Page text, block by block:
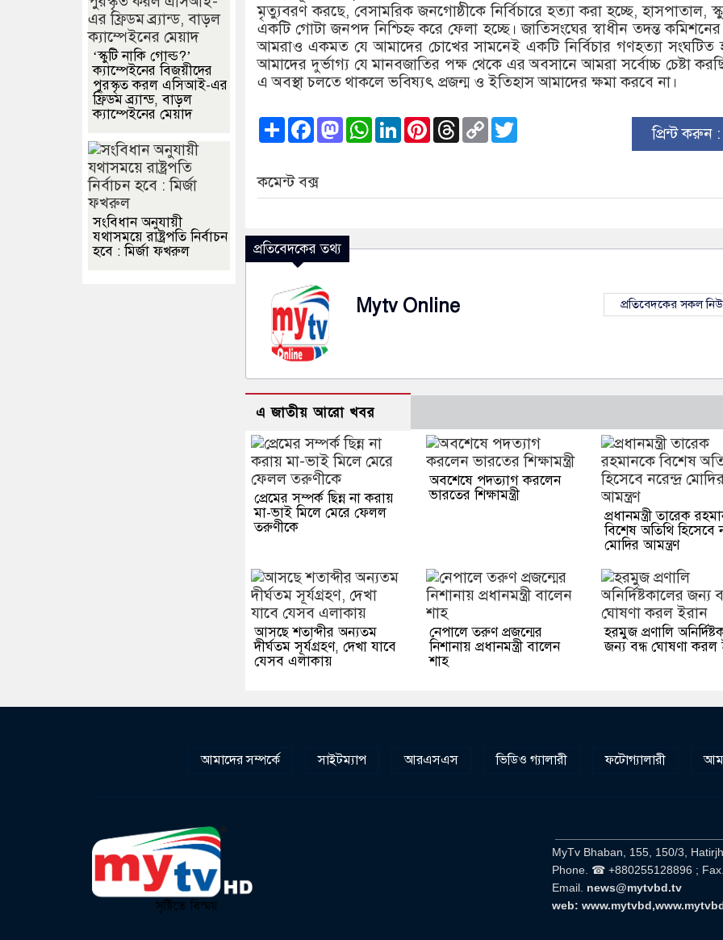
মৃত্যুবরণ করছে, বেসামরিক জনগোষ্ঠীকে নির্বিচারে হত্যা করা হচ্ছে, হাসপাতাল,
একটি গোটা জনপদ নিশ্চিহ্ন করে ফেলা হচ্ছে। জাতিসংঘের স্বাধীন তদন্ত কমিশনের
আমরাও একমত যে আমাদের চোখের সামনেই একটি নির্বিচার গণহত্যা সংঘটিত
আমাদের দুর্ভাগ্য যে মানবজাতির পক্ষ থেকে এর অবসানে আমরা সর্বোচ্চ চেষ্টা
এ অবস্থা চলতে থাকলে ভবিষ্যৎ প্রজন্ম ও ইতিহাস আমাদের ক্ষমা করবে না।
ShareFacebook
Mastodon
WhatsApp
LinkedInPinterest
Threads
Copy
Link প্রিন্ট করুন :
কমেন্ট বক্স
প্রতিবেদকের তথ্য
Mytv Online প্রতিবেদকের সকল
এ জাতীয় আরো খবর
প্রেমের সম্পর্ক ছিন্ন না করায়
মা-ভাই মিলে মেরে ফেলল
তরুণীকে
অবশেষে পদত্যাগ করলেন
ভারতের শিক্ষামন্ত্রী
প্রধানমন্ত্রী তারেক
বিশেষ অতিথি হিসেবে
মোদির আমন্ত্রণ
আসছে শতাব্দীর অন্যতম
দীর্ঘতম সূর্যগ্রহণ, দেখা যাবে
যেসব এলাকায়
নেপালে তরুণ প্রজন্মের
নিশানায় প্রধানমন্ত্রী বালেন
শাহ
হরমুজ প্রণালি
জন্য বন্ধ ঘোষণা করল
‘স্কুটি নাকি গোল্ড?’
ক্যাম্পেইনের বিজয়ীদের
পুরস্কৃত করল এসিআই-এর
ফ্রিডম ব্র্যান্ড, বাড়ল
ক্যাম্পেইনের মেয়াদ
সংবিধান অনুযায়ী
যথাসময়ে রাষ্ট্রপতি নির্বাচন
হবে : মির্জা ফখরুল
আমাদের সম্পর্কে সাইটম্যাপ আরএসএস ভিডিও গ্যালারী ফটোগ্যালারী
MyTv Bhaban, 155, 150/3,
Phone. ☎ +880255128896 ;
Email. news@mytvbd.tv
web: